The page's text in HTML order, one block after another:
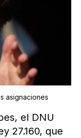
asignaciones
el DNU
27.160, que